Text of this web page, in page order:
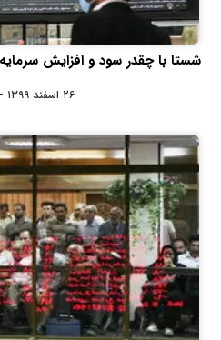
شستا با چقدر سود و افزایش سرمایه به
۲۶ اسفند ۱۳۹۹ - ۱۳:۴۴